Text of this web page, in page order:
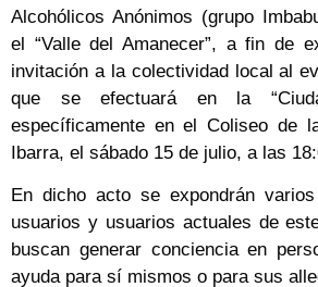
Alcohólicos Anónimos (grupo
el “Valle del Amanecer”, a fin de
invitación a la colectividad local al
que se efectuará en la
específicamente en el Coliseo de
Ibarra, el sábado 15 de julio, a las
En dicho acto se expondrán
usuarios y usuarios actuales de
buscan generar conciencia en
ayuda para sí mismos o para sus